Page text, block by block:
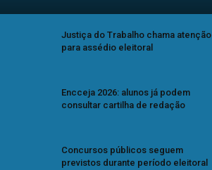
Justiça do Trabalho chama atenção
para assédio eleitoral
Encceja 2026: alunos já podem
consultar cartilha de redação
Concursos públicos seguem
previstos durante período eleitoral